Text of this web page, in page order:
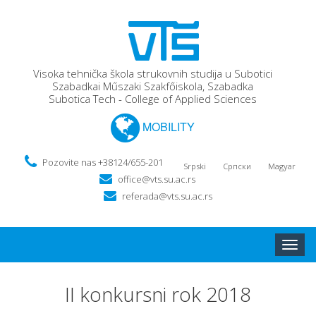
Visoka tehnička škola strukovnih studija u Subotici
Szabadkai Műszaki Szakfőiskola, Szabadka
Subotica Tech - College of Applied Sciences
MOBILITY
Srpski Српски Magyar
Pozovite nas +38124/655-201
office@vts.su.ac.rs
referada@vts.su.ac.rs
Toggle
II konkursni rok 2018